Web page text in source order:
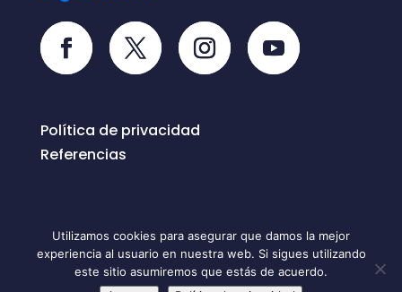
Política de privacidad
Referencias
Todos los derechos reservados © 2026
ONERO
Utilizamos cookies para asegurar que damos la mejor
experiencia al usuario en nuestra web. Si sigues utilizando
este sitio asumiremos que estás de acuerdo.